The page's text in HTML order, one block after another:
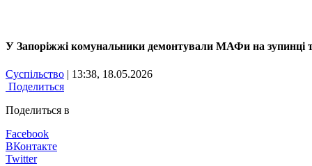
У Запоріжжі комунальники демонтували МАФи на зупинці
Суспільство | 13:38, 18.05.2026
Поделиться
Поделиться в
Facebook
ВКонтакте
Twitter